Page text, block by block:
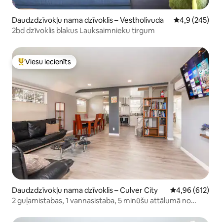
Daudzdzīvokļu nama dzīvoklis – Vestholivuda Vidējais
4,9 (245)
2bd dzīvoklis blakus Lauksaimnieku tirgum
Populārs viesu iecienīts mājoklis
Viesu iecienīts
Daudzdzīvokļu nama dzīvoklis – Culver City Vidējais
4,96 (612)
2 guļamistabas, 1 vannasistaba, 5 minūšu attālumā no